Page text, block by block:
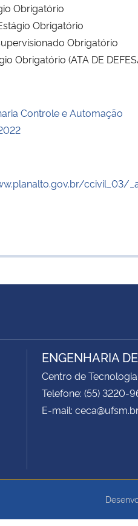
Obrigatório
Obrigatório
Obrigatório
Obrigatório (ATA DE
Controle e Automação
ccivil_03/
ENGENHARIA
Centro de Tecnologia
Telefone: (55) 3220-
E-mail: